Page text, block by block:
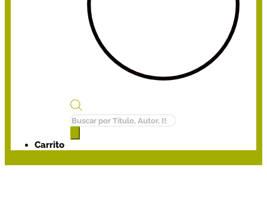
Búsqueda
de
Carrito